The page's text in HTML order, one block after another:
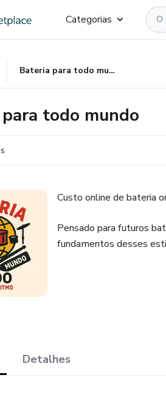
Categorias
Bateria para todo mundo
todo mundo
Custo online de bateria
Pensado para futuros
fundamentos desses
Detalhes